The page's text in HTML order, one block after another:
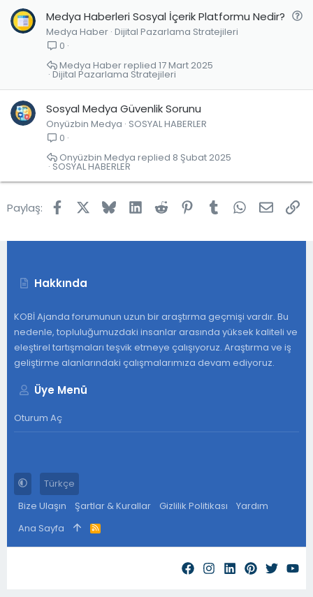
S
Medya Haberleri Sosyal İçerik Platformu Nedir?
Medya Haber Dijital Pazarlama Stratejileri
0
Dijital Pazarlama Stratejileri
17 Mart 2025
Medya Haber
Sosyal Medya Güvenlik Sorunu
Onyüzbin Medya SOSYAL HABERLER
0
SOSYAL HABERLER
8 Şubat 2025
Onyüzbin Medya
Paylaş: FacebookBlueskyLinkedInReddit Pinterest
Tumblr WhatsApp
E-
Hakkında
KOBİ Ajanda forumunun uzun bir araştırma geçmişi vardır. Bu
nedenle, topluluğumuzdaki insanlar arasında yüksek kaliteli ve
eleştirel tartışmaları teşvik etmeye çalışıyoruz. Araştırma ve iş
geliştirme alanlarındaki çalışmalarımıza devam ediyoruz.
Üye Menü
Oturum Aç
Türkçe
Bize Ulaşın
Şartlar & Kurallar Gizlilik Politikası
Yardım
Ana Sayfa
R
S
S